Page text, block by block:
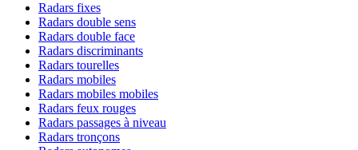
Radars fixes
Radars double sens
Radars double face
Radars discriminants
Radars tourelles
Radars mobiles
Radars mobiles mobiles
Radars feux rouges
Radars passages à niveau
Radars tronçons